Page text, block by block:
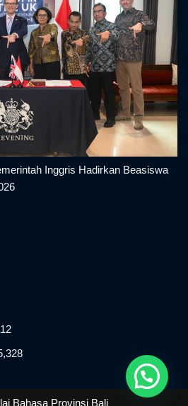
Inggris Hadirkan Beasiswa
Bahasa Provinsi Bali